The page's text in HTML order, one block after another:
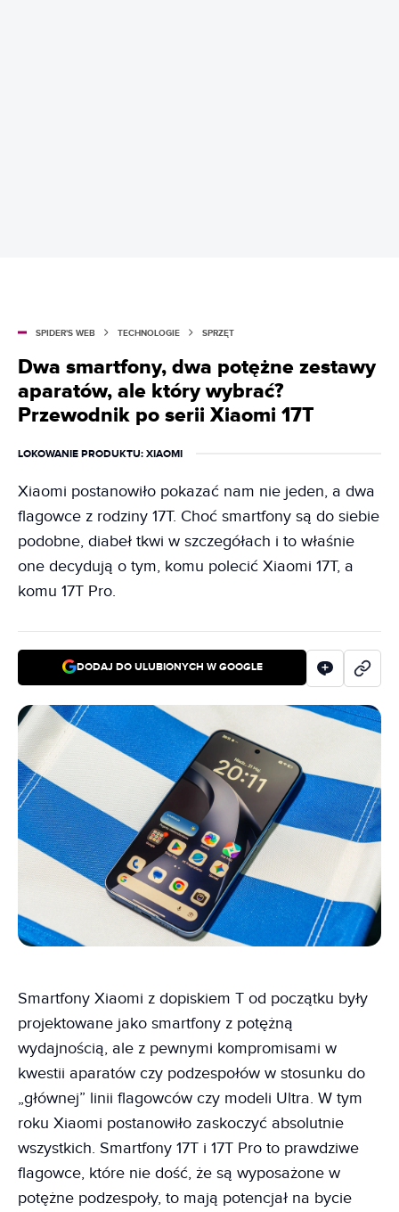
SPIDER'S WEB TECHNOLOGIE SPRZĘT
Dwa smartfony, dwa potężne zestawy
aparatów, ale który wybrać?
Przewodnik po serii Xiaomi 17T
LOKOWANIE PRODUKTU: XIAOMI
Xiaomi postanowiło pokazać nam nie jeden, a dwa
flagowce z rodziny 17T. Choć smartfony są do siebie
podobne, diabeł tkwi w szczegółach i to właśnie
one decydują o tym, komu polecić Xiaomi 17T, a
komu 17T Pro.
DODAJ DO ULUBIONYCH W GOOGLE
Smartfony Xiaomi z dopiskiem T od początku były
projektowane jako smartfony z potężną
wydajnością, ale z pewnymi kompromisami w
kwestii aparatów czy podzespołów w stosunku do
„głównej” linii flagowców czy modeli Ultra. W tym
roku Xiaomi postanowiło zaskoczyć absolutnie
wszystkich. Smartfony 17T i 17T Pro to prawdziwe
flagowce, które nie dość, że są wyposażone w
potężne podzespoły, to mają potencjał na bycie